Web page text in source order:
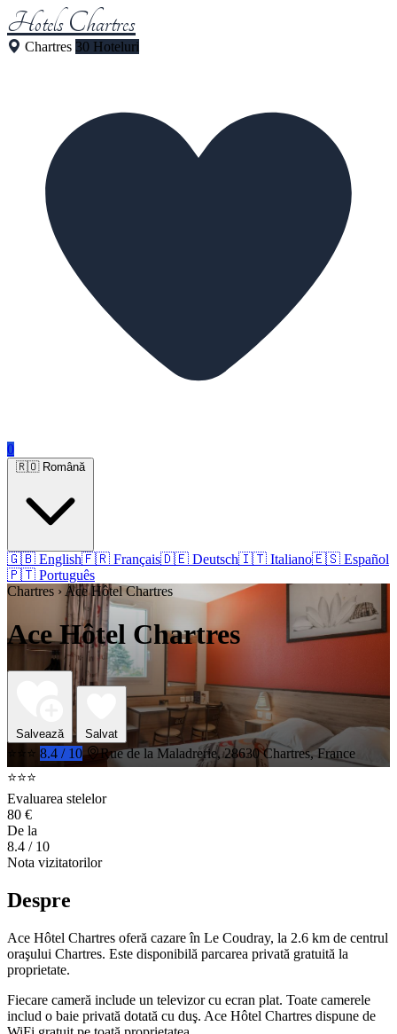
Hotels Chartres
Chartres 30 Hoteluri
0
🇷🇴 Română
🇬🇧 English🇫🇷 Français🇩🇪 Deutsch🇮🇹 Italiano🇪🇸 Español
🇵🇹 Português
Chartres › Ace Hôtel Chartres
Ace Hôtel Chartres
Salvează Salvat
⭐⭐⭐ 8.4 / 10
Rue de la Maladrerie, 28630 Chartres, France
⭐⭐⭐
Evaluarea stelelor
80 €
De la
8.4 / 10
Nota vizitatorilor
Despre
Ace Hôtel Chartres oferă cazare în Le Coudray, la 2.6 km de centrul
oraşului Chartres. Este disponibilă parcarea privată gratuită la
proprietate.
Fiecare cameră include un televizor cu ecran plat. Toate camerele
includ o baie privată dotată cu duş. Ace Hôtel Chartres dispune de